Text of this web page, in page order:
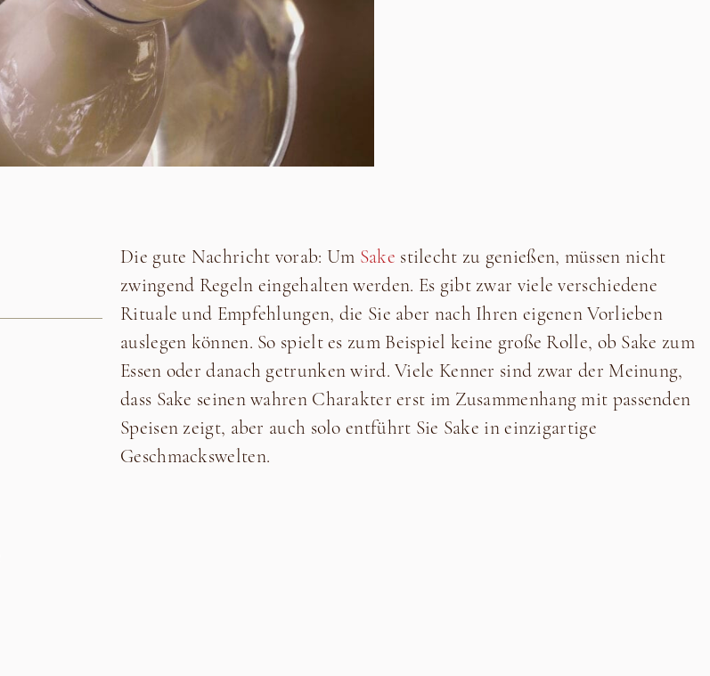
Die gute Nachricht vorab: Um Sake stilecht zu genießen, müssen nicht
zwingend Regeln eingehalten werden. Es gibt zwar viele verschiedene
Rituale und Empfehlungen, die Sie aber nach Ihren eigenen Vorlieben
auslegen können. So spielt es zum Beispiel keine große Rolle, ob Sake zum
Essen oder danach getrunken wird. Viele Kenner sind zwar der Meinung,
dass Sake seinen wahren Charakter erst im Zusammenhang mit passenden
Speisen zeigt, aber auch solo entführt Sie Sake in einzigartige
Geschmackswelten.